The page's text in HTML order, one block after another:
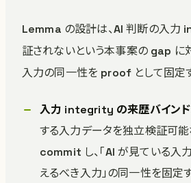
Lemma の設計は、AI 判断の入
証されないという本事案の gap に
入力の同一性を proof として固定
入力 integrity の来歴バインド
する入力データを独立検証可
commit し、「AI が見ている入
えるべき入力」の同一性を固定す